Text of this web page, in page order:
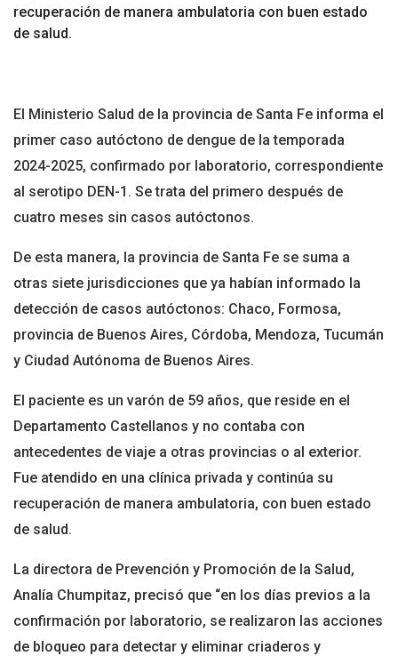
recuperación de manera ambulatoria con buen estado
de salud.
El Ministerio Salud de la provincia de Santa Fe informa el
primer caso autóctono de dengue de la temporada
2024-2025, confirmado por laboratorio, correspondiente
al serotipo DEN-1. Se trata del primero después de
cuatro meses sin casos autóctonos.
De esta manera, la provincia de Santa Fe se suma a
otras siete jurisdicciones que ya habían informado la
detección de casos autóctonos: Chaco, Formosa,
provincia de Buenos Aires, Córdoba, Mendoza, Tucumán
y Ciudad Autónoma de Buenos Aires.
El paciente es un varón de 59 años, que reside en el
Departamento Castellanos y no contaba con
antecedentes de viaje a otras provincias o al exterior.
Fue atendido en una clínica privada y continúa su
recuperación de manera ambulatoria, con buen estado
de salud.
La directora de Prevención y Promoción de la Salud,
Analía Chumpitaz, precisó que “en los días previos a la
confirmación por laboratorio, se realizaron las acciones
de bloqueo para detectar y eliminar criaderos y